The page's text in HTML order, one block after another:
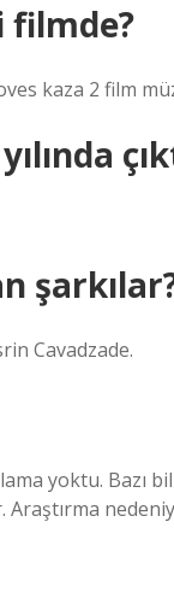
filmde?
kaza 2 film
Cavadzade.
yoktu. Bazı